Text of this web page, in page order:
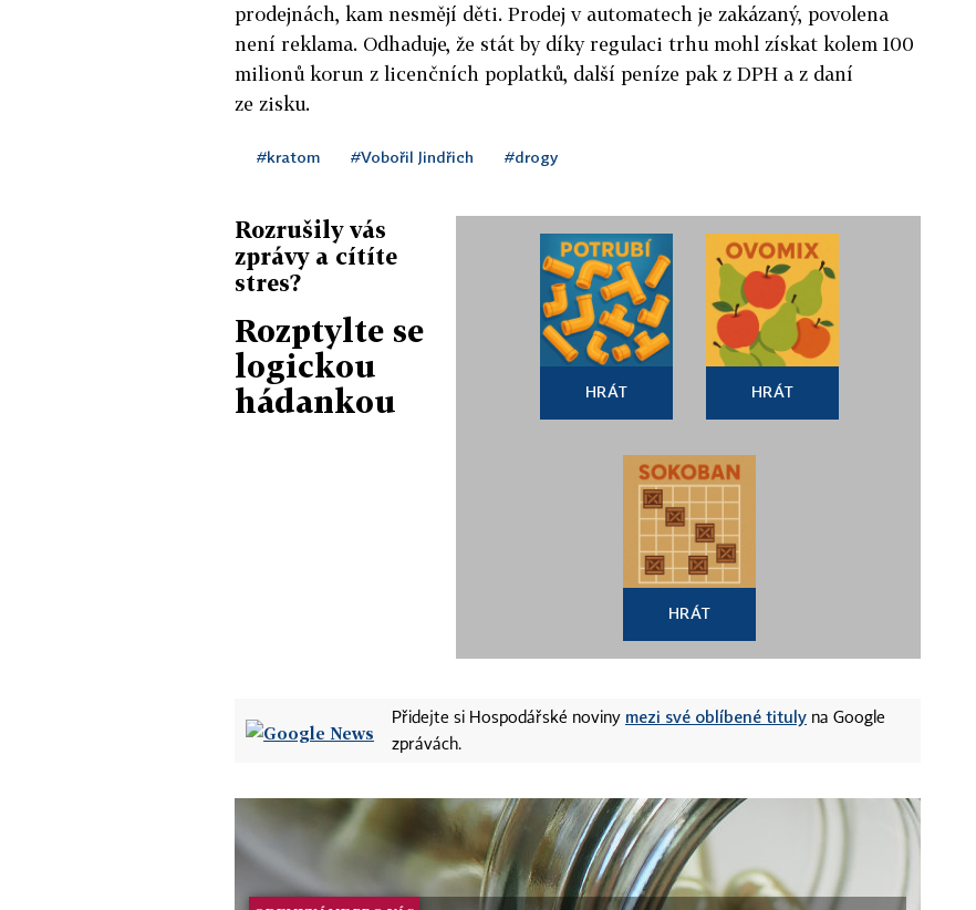
prodejnách, kam nesmějí děti. Prodej v automatech je zakázaný, povolena
není reklama. Odhaduje, že stát by díky regulaci trhu mohl získat kolem 100
milionů korun z licenčních poplatků, další peníze pak z DPH a z daní
ze zisku.
#kratom #Vobořil Jindřich #drogy
Rozrušily vás
zprávy a cítíte
stres?
Rozptylte se
logickou
hádankou
HRÁT HRÁT
HRÁT
Přidejte si Hospodářské noviny mezi své oblíbené tituly na Google
zprávách.